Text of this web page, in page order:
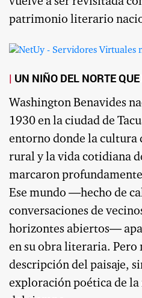
patrimonio literario
UN NIÑO DEL NORTE
Washington Benavides
1930 en la ciudad de
entorno donde la cultura
rural y la vida cotidiana
marcaron
Ese mundo —hecho de
conversaciones de
horizontes abiertos—
en su obra literaria. Pero
descripción del paisaje,
exploración poética de la